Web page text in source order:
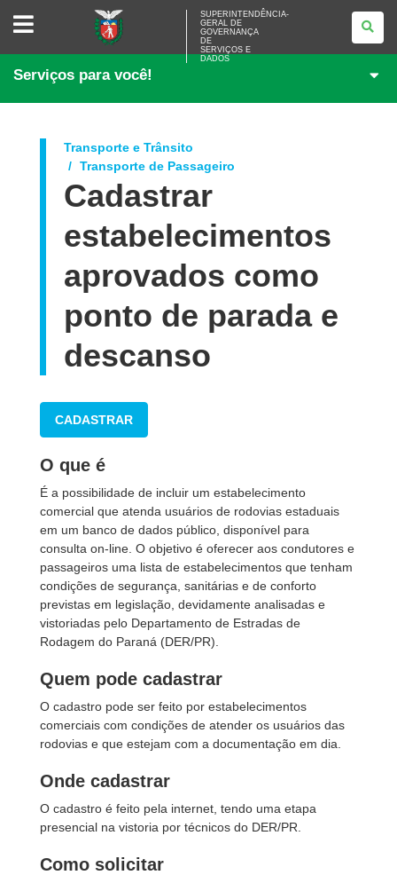
SUPERINTENDÊNCIA-
<BR>GOVERNANÇA
SERVIÇOS
DADOS
SUPERINTENDÊNCIA-
GERAL DE
GOVERNANÇA
DE
SERVIÇOS E
DADOS
Serviços para você!
Transporte e Trânsito
Transporte de Passageiro
Cadastrar
estabelecimentos
aprovados como
ponto de parada e
descanso
CADASTRAR
O que é
É a possibilidade de incluir um estabelecimento
comercial que atenda usuários de rodovias estaduais
em um banco de dados público, disponível para
consulta on-line. O objetivo é oferecer aos condutores e
passageiros uma lista de estabelecimentos que tenham
condições de segurança, sanitárias e de conforto
previstas em legislação, devidamente analisadas e
vistoriadas pelo Departamento de Estradas de
Rodagem do Paraná (DER/PR).
Quem pode cadastrar
O cadastro pode ser feito por estabelecimentos
comerciais com condições de atender os usuários das
rodovias e que estejam com a documentação em dia.
Onde cadastrar
O cadastro é feito pela internet, tendo uma etapa
presencial na vistoria por técnicos do DER/PR.
Como solicitar